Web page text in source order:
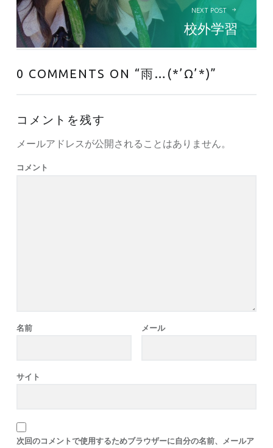
NEXT POST
校外学習
0 COMMENTS ON “雨…(*’Ω’*)”
コメントを残す
メールアドレスが公開されることはありません。
コメント
名前 メール
サイト
次回のコメントで使用するためブラウザーに自分の名前、メールア